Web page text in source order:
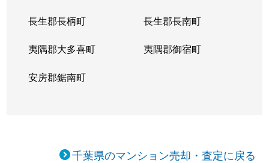
長生郡長柄町 長生郡長南町
夷隅郡大多喜町 夷隅郡御宿町
安房郡鋸南町
千葉県のマンション売却・査定に戻る